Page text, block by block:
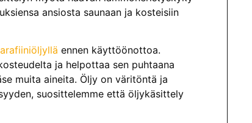
ansiosta saunaan ja kosteisiin
ennen käyttöönottoa.
ja helpottaa sen puhtaana
muita aineita. Öljy on väritöntä ja
suosittelemme että öljykäsittely